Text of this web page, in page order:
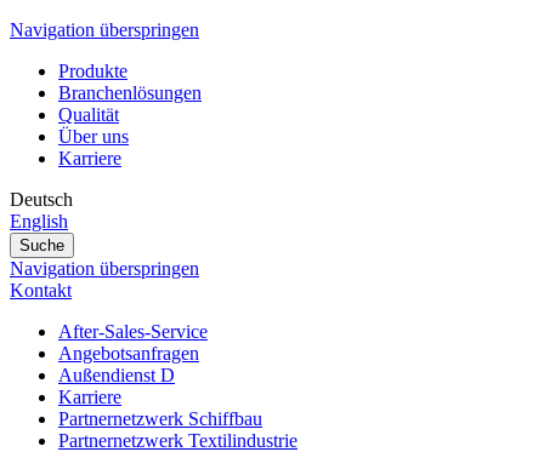
Navigation überspringen
Produkte
Branchenlösungen
Qualität
Über uns
Karriere
Deutsch
English
Suche
Navigation überspringen
Kontakt
After-Sales-Service
Angebotsanfragen
Außendienst D
Karriere
Partnernetzwerk Schiffbau
Partnernetzwerk Textilindustrie